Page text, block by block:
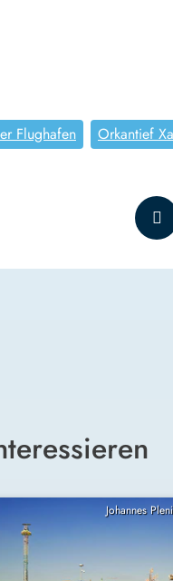
Flughafen Orkantief
Johannes